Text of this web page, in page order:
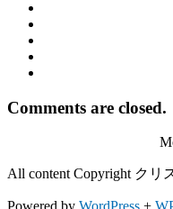
Comments are closed.
All content Copyright クリ